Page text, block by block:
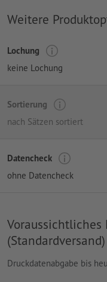
Weitere
Lochung
keine Lochung
Sortierung
nach Sätzen sortiert
Datencheck
ohne Datencheck
Voraussichtliches
(Standardversand)
Druckdatenabgabe bis